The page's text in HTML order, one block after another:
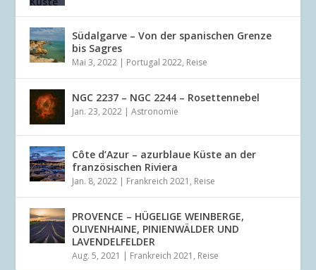
Südalgarve – Von der spanischen Grenze
bis Sagres
Mai 3, 2022 | Portugal 2022, Reise
NGC 2237 – NGC 2244 – Rosettennebel
Jan. 23, 2022 |Astronomie
Côte d’Azur – azurblaue Küste an der
französischen Riviera
Jan. 8, 2022 | Frankreich 2021 , Reise
PROVENCE – HÜGELIGE WEINBERGE,
OLIVENHAINE, PINIENWÄLDER UND
LAVENDELFELDER
Aug. 5, 2021 | Frankreich 2021 , Reise